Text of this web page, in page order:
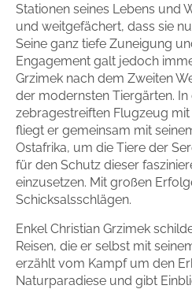
Stationen seines Lebens und
und weitgefächert, dass sie
Seine ganz tiefe Zuneigung
Engagement galt jedoch
Grzimek nach dem Zweiten
der modernsten Tiergärten. In
zebragestreiften Flugzeug
fliegt er gemeinsam mit
Ostafrika, um die Tiere der
für den Schutz dieser
einzusetzen. Mit großen
Schicksalsschlägen.
Enkel Christian Grzimek
Reisen, die er selbst mit
erzählt vom Kampf um den
Naturparadiese und gibt